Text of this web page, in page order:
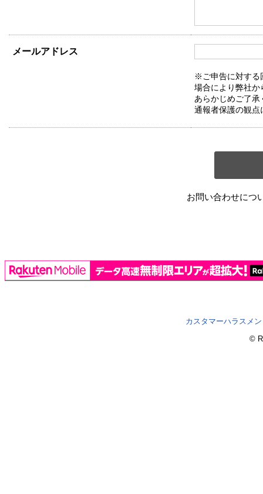
メールアドレス
※ご申告に対する
場合により弊社か
あらかじめご了承
通報者保護の観点
お問い合わせにつ
カスタマーハラスメ
©